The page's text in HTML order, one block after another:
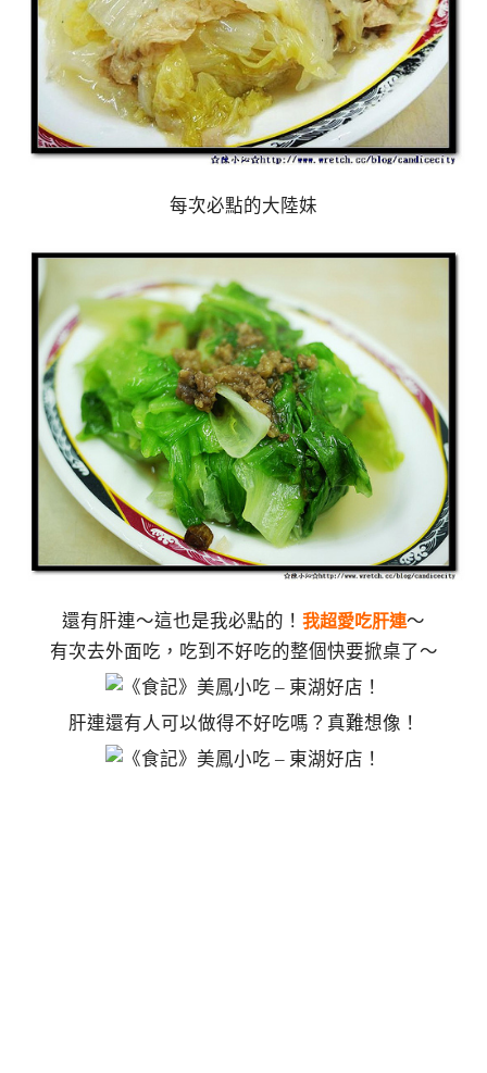
每次必點的大陸妹
還有肝連～這也是我必點的！ 我超愛吃肝連～
有次去外面吃，吃到不好吃的整個快要掀桌了～
肝連還有人可以做得不好吃嗎？真難想像！